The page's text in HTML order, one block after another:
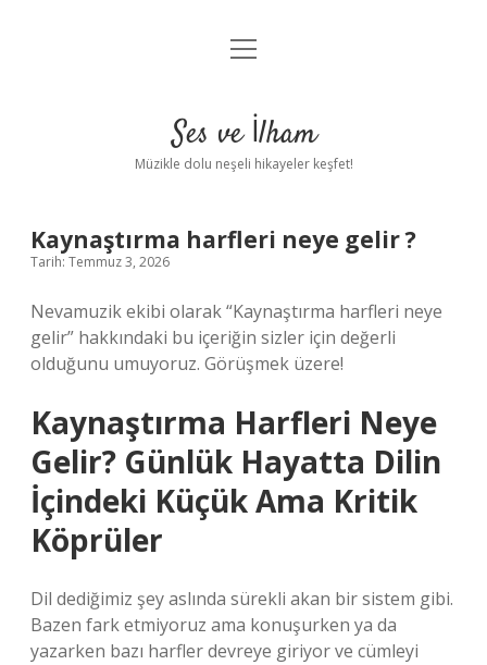
Anasayfa
Yasal Uyarı
menüyü
Ses ve İlham
Müzikle dolu neşeli hikayeler keşfet!
Kaynaştırma harfleri neye gelir ?
Tarih: Temmuz 3, 2026
Nevamuzik ekibi olarak “Kaynaştırma harfleri neye
gelir” hakkındaki bu içeriğin sizler için değerli
olduğunu umuyoruz. Görüşmek üzere!
Kaynaştırma Harfleri Neye
Gelir? Günlük Hayatta Dilin
İçindeki Küçük Ama Kritik
Köprüler
Dil dediğimiz şey aslında sürekli akan bir sistem gibi.
Bazen fark etmiyoruz ama konuşurken ya da
yazarken bazı harfler devreye giriyor ve cümleyi